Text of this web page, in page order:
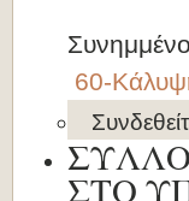
60-
ΣΤΟ